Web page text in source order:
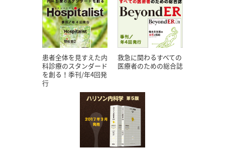
患者全体を見すえた内
科診療のスタンダード
を創る！季刊/年4回発
行
救急に関わるすべての
医療者のための総合誌